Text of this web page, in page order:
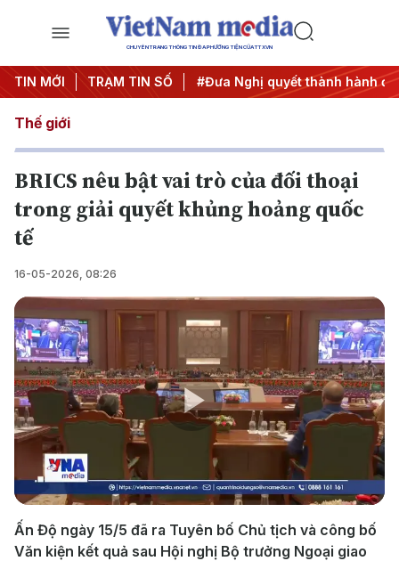
CHUYÊN TRANG THÔNG TIN ĐA PHƯƠNG TIỆN CỦA TTXVN
TIN MỚI TRẠM TIN SỐ
ương 3 #APEC 2027 #Đưa Nghị quyết thành hành
Thế giới
BRICS nêu bật vai trò của đối thoại
trong giải quyết khủng hoảng quốc
tế
16-05-2026, 08:26
Play
Video
Ấn Độ ngày 15/5 đã ra Tuyên bố Chủ tịch và công bố
Văn kiện kết quả sau Hội nghị Bộ trưởng Ngoại giao